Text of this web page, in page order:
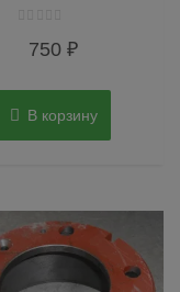
750₽
В корзину